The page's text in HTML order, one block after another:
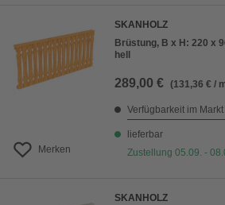
Merken
SKANHOLZ
Brüstung, B x H: 220 x
hell
289,00 € (131,36 € /
Verfügbarkeit im
lieferbar
Zustellung 05.09. -
SKANHOLZ